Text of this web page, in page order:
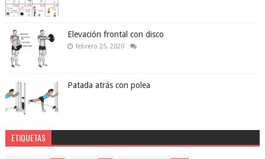
Elevación frontal con disco
febrero 25, 2020
Patada atrás con polea
ETIQUETAS